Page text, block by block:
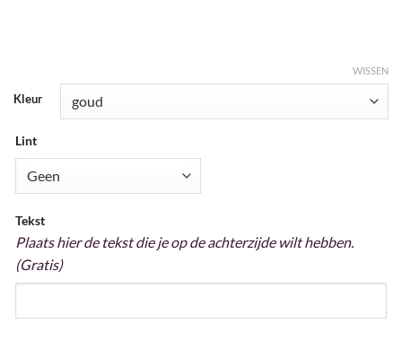
Kleur
WISSEN
Lint
Tekst
Plaats hier de tekst die je op de achterzijde wilt hebben.
(Gratis)